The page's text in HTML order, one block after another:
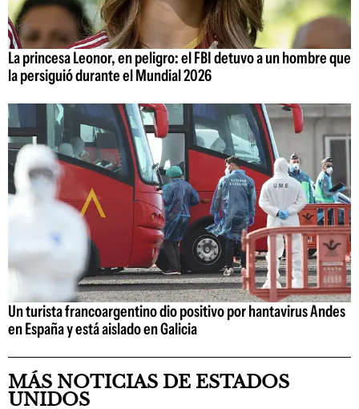
La princesa Leonor, en peligro: el FBI detuvo a un hombre que
la persiguió durante el Mundial 2026
Un turista francoargentino dio positivo por hantavirus Andes
en España y está aislado en Galicia
MÁS NOTICIAS DE ESTADOS
UNIDOS